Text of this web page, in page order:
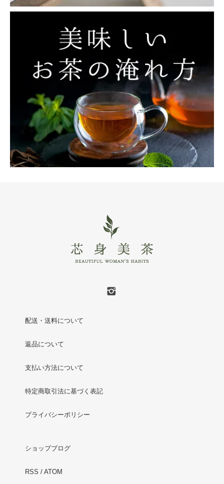
配送・送料について
返品について
支払い方法について
特定商取引法に基づく表記
プライバシーポリシー
ショップブログ
RSS / ATOM